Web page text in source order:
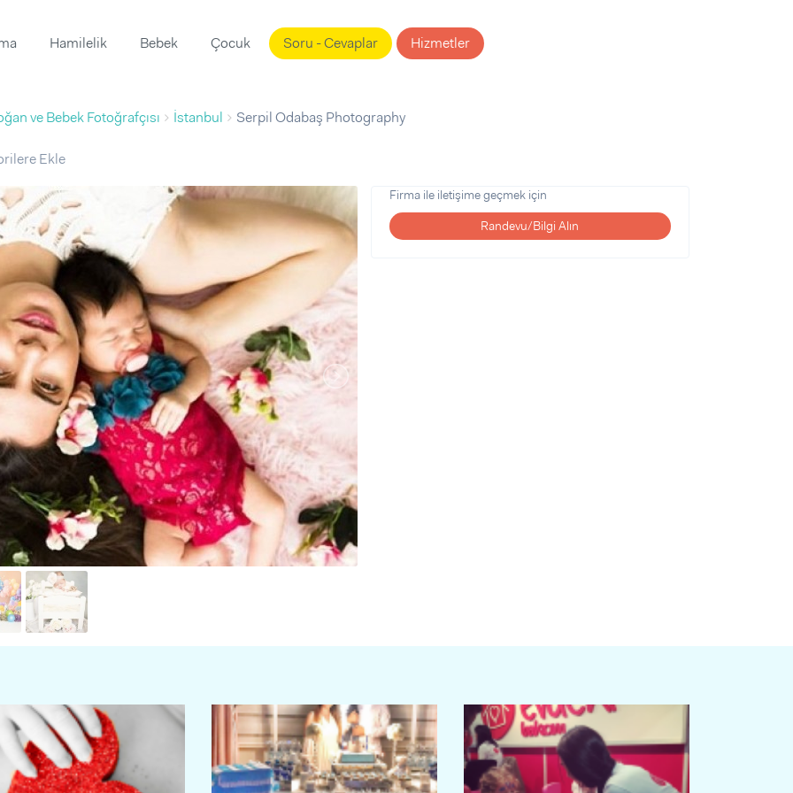
Hamilelik Bebek Çocuk Soru - Cevaplar Hizmetler
ve Bebek Fotoğrafçısı İstanbul Serpil Odabaş Photography
Ekle
Firma ile iletişime geçmek için
Randevu/Bilgi Alın